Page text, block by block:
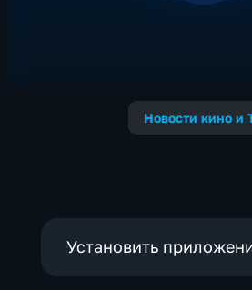
Новости кино и
Установить